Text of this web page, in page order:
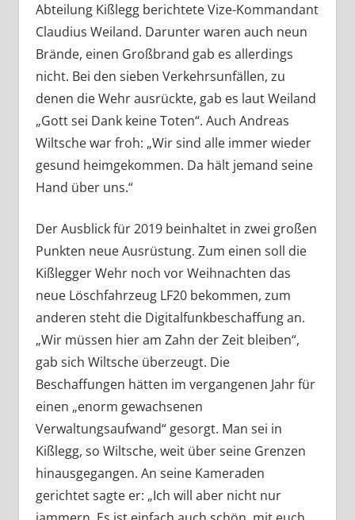
Abteilung Kißlegg berichtete Vize-Kommandant
Claudius Weiland. Darunter waren auch neun
Brände, einen Großbrand gab es allerdings
nicht. Bei den sieben Verkehrsunfällen, zu
denen die Wehr ausrückte, gab es laut Weiland
„Gott sei Dank keine Toten“. Auch Andreas
Wiltsche war froh: „Wir sind alle immer wieder
gesund heimgekommen. Da hält jemand seine
Hand über uns.“
Der Ausblick für 2019 beinhaltet in zwei großen
Punkten neue Ausrüstung. Zum einen soll die
Kißlegger Wehr noch vor Weihnachten das
neue Löschfahrzeug LF20 bekommen, zum
anderen steht die Digitalfunkbeschaffung an.
„Wir müssen hier am Zahn der Zeit bleiben“,
gab sich Wiltsche überzeugt. Die
Beschaffungen hätten im vergangenen Jahr für
einen „enorm gewachsenen
Verwaltungsaufwand“ gesorgt. Man sei in
Kißlegg, so Wiltsche, weit über seine Grenzen
hinausgegangen. An seine Kameraden
gerichtet sagte er: „Ich will aber nicht nur